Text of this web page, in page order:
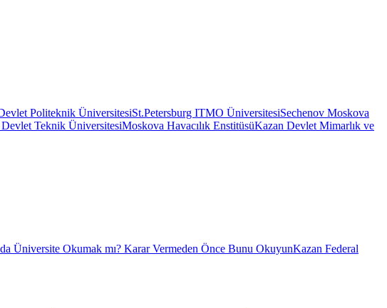
Politeknik ÜniversitesiSt.Petersburg ITMO ÜniversitesiSechenov Moskova
Teknik ÜniversitesiMoskova Havacılık EnstitüsüKazan Devlet Mimarlık ve
Üniversite Okumak mı? Karar Vermeden Önce Bunu OkuyunKazan Federal